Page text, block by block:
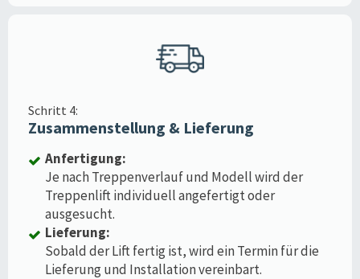
Schritt 4:
Zusammenstellung & Lieferung
Anfertigung:
Je nach Treppenverlauf und Modell wird der
Treppenlift individuell angefertigt oder
ausgesucht.
Lieferung:
Sobald der Lift fertig ist, wird ein Termin für die
Lieferung und Installation vereinbart.